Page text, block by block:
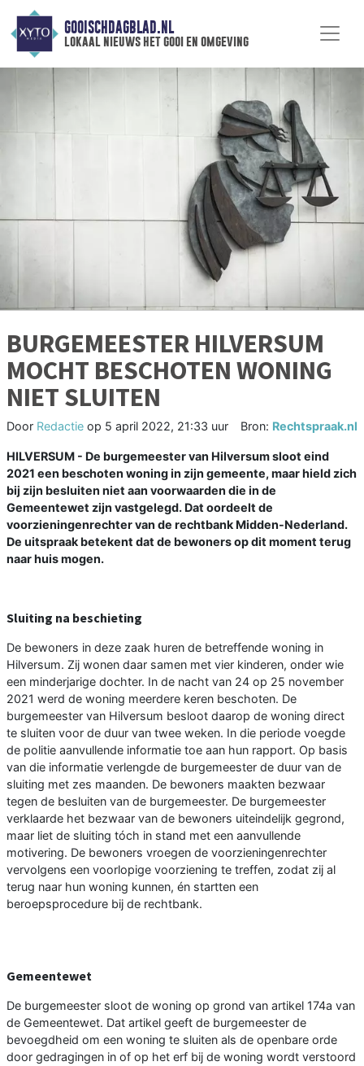
GOOISCHDAGBLAD.NL
lokaal nieuws het gooi en omgeving
BURGEMEESTER HILVERSUM
MOCHT BESCHOTEN WONING
NIET SLUITEN
Door Redactie op 5 april 2022, 21:33 uur Bron: Rechtspraak.nl
HILVERSUM - De burgemeester van Hilversum sloot eind
2021 een beschoten woning in zijn gemeente, maar hield zich
bij zijn besluiten niet aan voorwaarden die in de
Gemeentewet zijn vastgelegd. Dat oordeelt de
voorzieningenrechter van de rechtbank Midden-Nederland.
De uitspraak betekent dat de bewoners op dit moment terug
naar huis mogen.
Sluiting na beschieting
De bewoners in deze zaak huren de betreffende woning in
Hilversum. Zij wonen daar samen met vier kinderen, onder wie
een minderjarige dochter. In de nacht van 24 op 25 november
2021 werd de woning meerdere keren beschoten. De
burgemeester van Hilversum besloot daarop de woning direct
te sluiten voor de duur van twee weken. In die periode voegde
de politie aanvullende informatie toe aan hun rapport. Op basis
van die informatie verlengde de burgemeester de duur van de
sluiting met zes maanden. De bewoners maakten bezwaar
tegen de besluiten van de burgemeester. De burgemeester
verklaarde het bezwaar van de bewoners uiteindelijk gegrond,
maar liet de sluiting tóch in stand met een aanvullende
motivering. De bewoners vroegen de voorzieningenrechter
vervolgens een voorlopige voorziening te treffen, zodat zij al
terug naar hun woning kunnen, én startten een
beroepsprocedure bij de rechtbank.
Gemeentewet
De burgemeester sloot de woning op grond van artikel 174a van
de Gemeentewet. Dat artikel geeft de burgemeester de
bevoegdheid om een woning te sluiten als de openbare orde
door gedragingen in of op het erf bij de woning wordt verstoord